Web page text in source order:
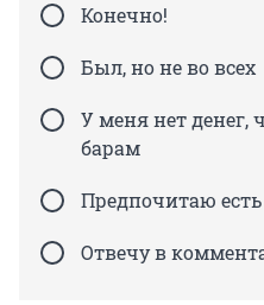
Конечно!
Был, но не во всех
У меня нет денег,
барам
Предпочитаю
Отвечу в